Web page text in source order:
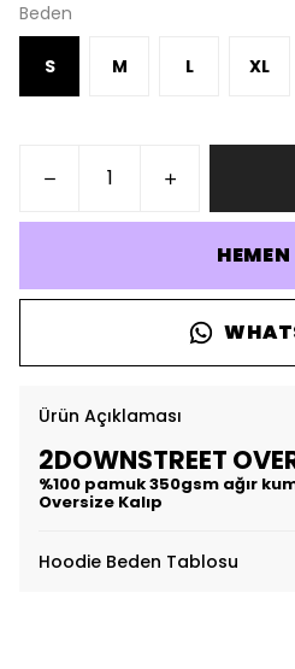
Beden
S M L XL
Ürün Açıklaması
2DOWNSTREET
%100 pamuk 350gsm ağır
Oversize Kalıp
Hoodie Beden Tablosu